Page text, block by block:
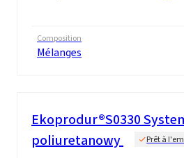
Composition
Mélanges
Ekoprodur®S0330
poliuretanowy
Prêt à